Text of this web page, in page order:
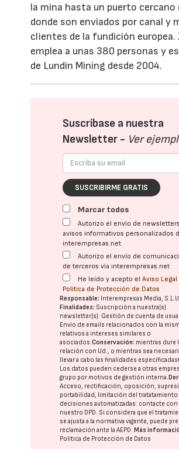
la mina hasta un puerto cercano
donde son enviados por canal y
clientes de la fundición europea.
emplea a unas 380 personas y
de Lundin Mining desde 2004.
Suscríbase a nuestra
Newsletter - Ver
SUSCRIBIRME GRATIS
Marcar todos
Autorizo el envío de
avisos informativos personalizados
interempresas.net
Autorizo el envío de
de terceros vía interempresas.net
He leído y acepto elAviso Legal
Política de Protección de Datos
Responsable: Interempresas Media, S.L.U.
Finalidades: Suscripción a nuestra(s)
newsletter(s). Gestión de cuenta de
Envío de emails relacionados con la
relativos a intereses similares o
asociados.Conservación: mientras dure
relación con Ud., o mientras sea
llevar a cabo las finalidades especificadas
Los datos pueden cederse a otras
grupo por motivos de gestión interna.
Acceso, rectificación, oposición,
portabilidad, limitación del tratatamiento
decisiones automatizadas: contacte con
nuestro DPD . Si considera que el
se ajusta a la normativa vigente, puede
reclamación ante laAEPD .Más
Política de Protección de Datos